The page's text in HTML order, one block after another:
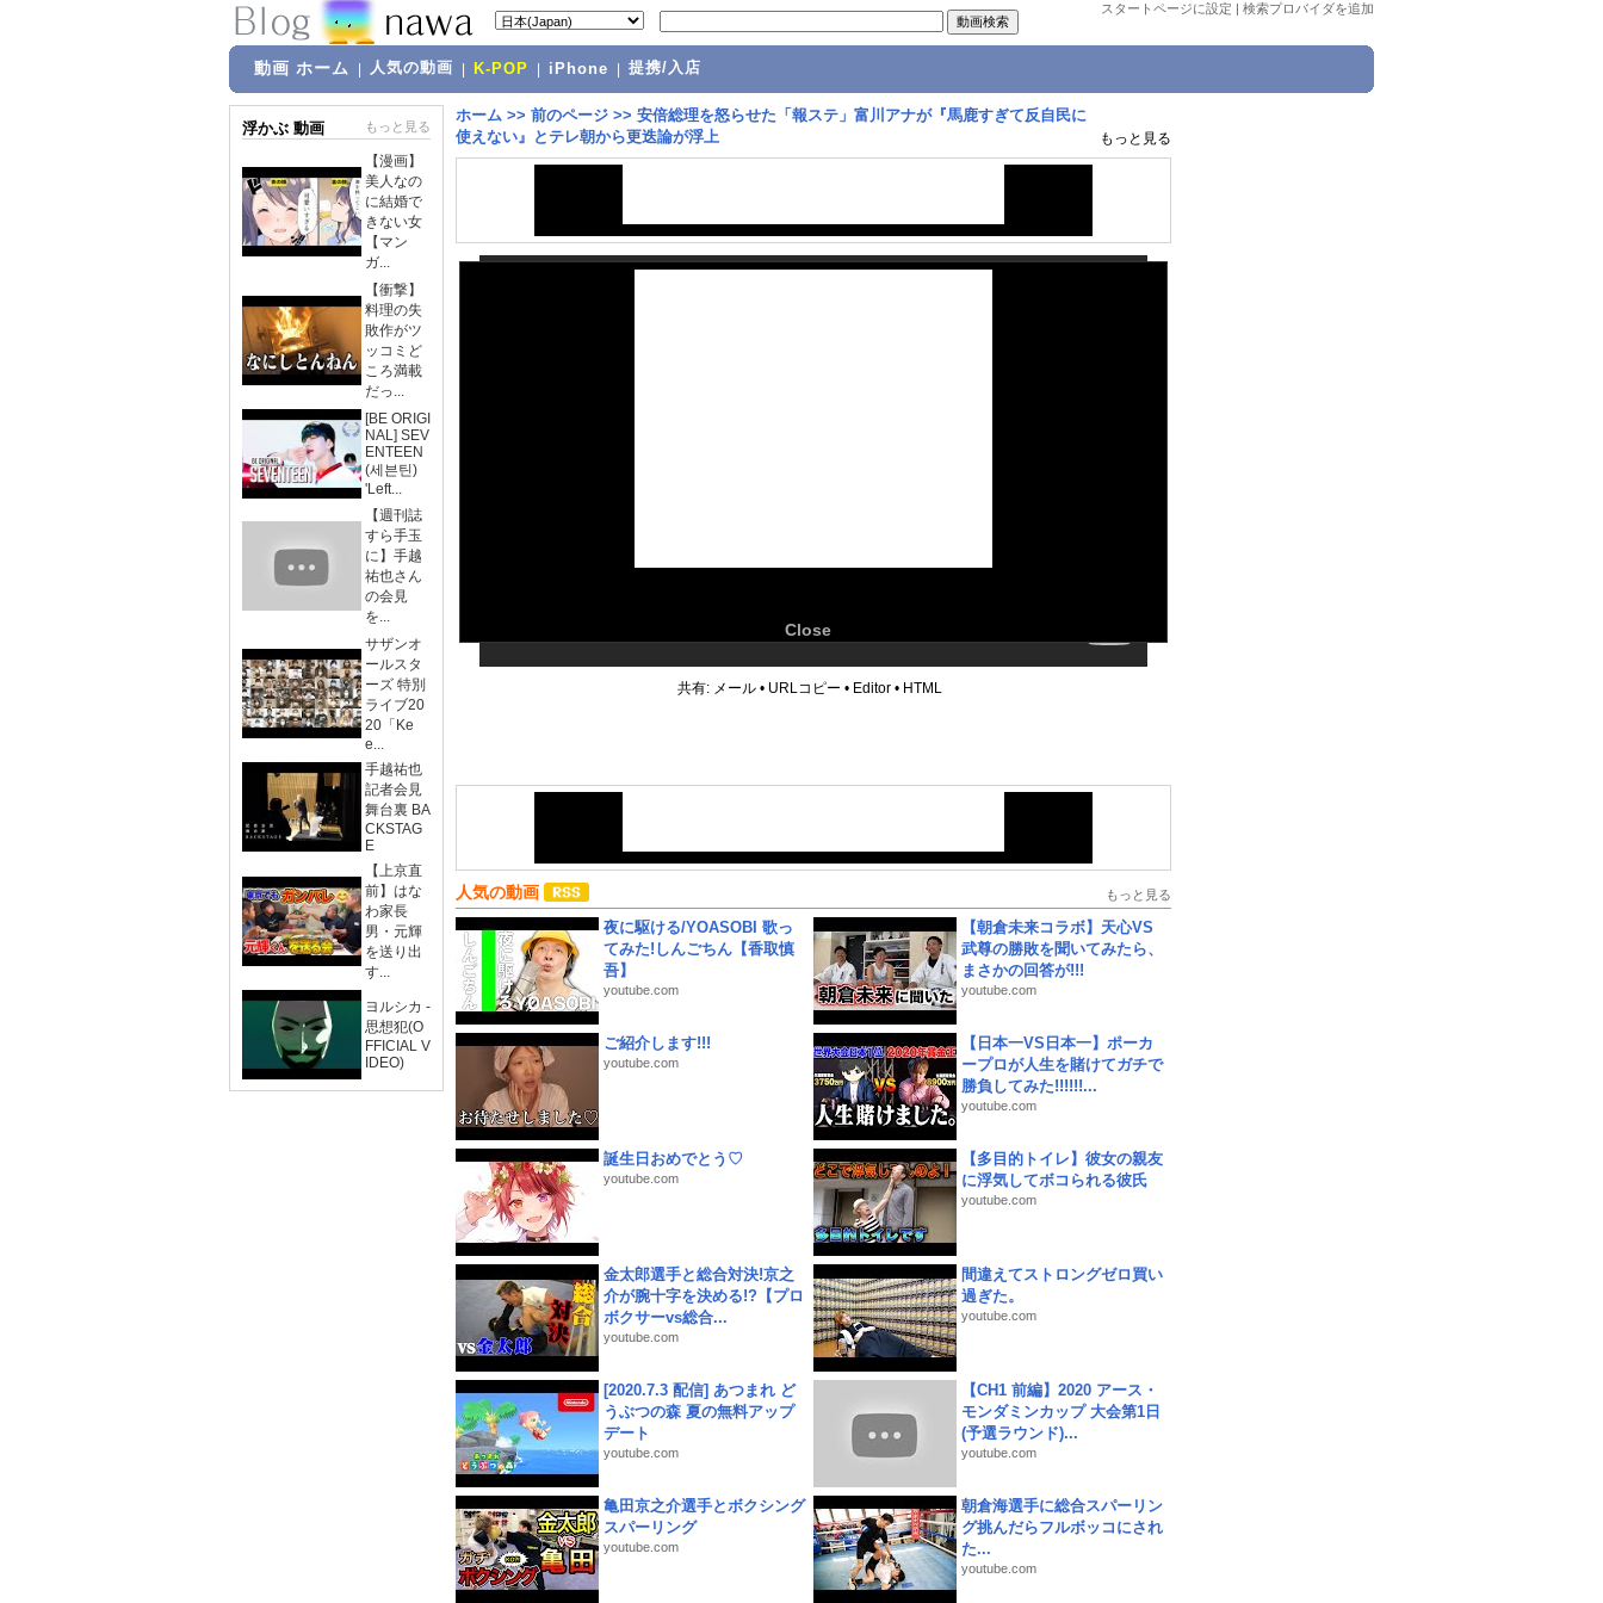
スタートページに設定 | 検索プロバイダを追加
動画 ホーム 人気の動画 K-POP iPhone 提携/入店
浮かぶ 動画 もっと見る
【漫画】
美人なの
に結婚で
きない女
【マン
ガ...
【衝撃】
料理の失
敗作がツ
ッコミど
ころ満載
だっ...
[BE ORIGI
NAL] SEV
ENTEEN
(세븐틴)
'Left...
【週刊誌
すら手玉
に】手越
祐也さん
の会見
を...
サザンオ
ールスタ
ーズ 特別
ライブ20
20「Ke
e...
手越祐也
記者会見
舞台裏 BA
CKSTAG
E
【上京直
前】はな
わ家長
男・元輝
を送り出
す...
ヨルシカ -
思想犯(O
FFICIAL V
IDEO)
ホーム >> 前のページ >> 安倍総理を怒らせた「報ステ」富川アナが『馬鹿すぎて反自民に
使えない』とテレ朝から更迭論が浮上
もっと見る
Close
共有: メール • URLコピー • Editor • HTML
人気の動画 もっと見る
夜に駆ける/YOASOBI 歌っ
てみた!しんごちん【香取慎
吾】
youtube.com
【朝倉未来コラボ】天心VS
武尊の勝敗を聞いてみたら、
まさかの回答が!!!
youtube.com
ご紹介します!!!
youtube.com
【日本一VS日本一】ポーカ
ープロが人生を賭けてガチで
勝負してみた!!!!!!...
youtube.com
誕生日おめでとう♡
youtube.com
【多目的トイレ】彼女の親友
に浮気してボコられる彼氏
youtube.com
金太郎選手と総合対決!京之
介が腕十字を決める!?【プロ
ボクサーvs総合...
youtube.com
間違えてストロングゼロ買い
過ぎた。
youtube.com
[2020.7.3 配信] あつまれ ど
うぶつの森 夏の無料アップ
デート
youtube.com
【CH1 前編】2020 アース・
モンダミンカップ 大会第1日
(予選ラウンド)...
youtube.com
亀田京之介選手とボクシング
スパーリング
youtube.com
朝倉海選手に総合スパーリン
グ挑んだらフルボッコにされ
た...
youtube.com